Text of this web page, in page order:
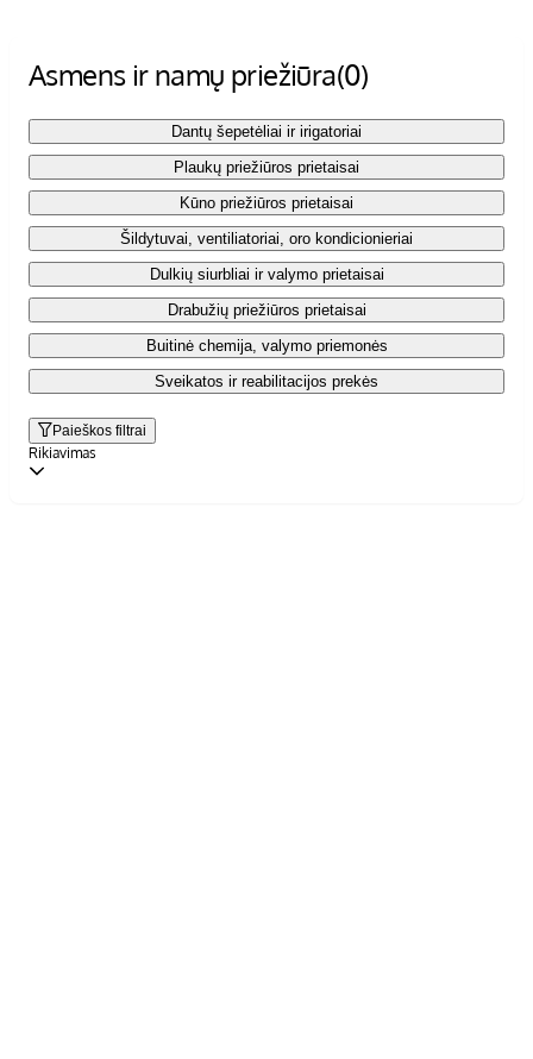
Asmens ir namų priežiūra(0)
Dantų šepetėliai ir irigatoriai
Plaukų priežiūros prietaisai
Kūno priežiūros prietaisai
Šildytuvai, ventiliatoriai, oro kondicionieriai
Dulkių siurbliai ir valymo prietaisai
Drabužių priežiūros prietaisai
Buitinė chemija, valymo priemonės
Sveikatos ir reabilitacijos prekės
Paieškos filtrai
Rikiavimas